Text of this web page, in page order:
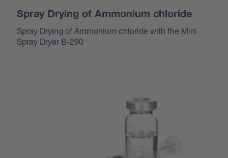
Spray Drying of Ammonium chloride
Spray Drying of Ammonium chloride with the Mini
Spray Dryer B-290